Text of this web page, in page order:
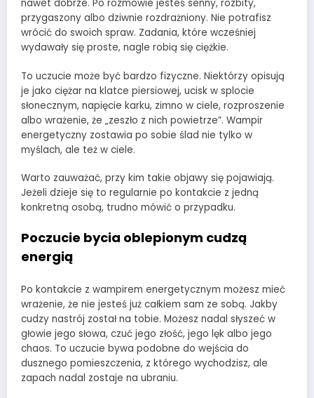
nawet dobrze. Po rozmowie jesteś senny, rozbity,
przygaszony albo dziwnie rozdrażniony. Nie potrafisz
wrócić do swoich spraw. Zadania, które wcześniej
wydawały się proste, nagle robią się ciężkie.
To uczucie może być bardzo fizyczne. Niektórzy opisują
je jako ciężar na klatce piersiowej, ucisk w splocie
słonecznym, napięcie karku, zimno w ciele, rozproszenie
albo wrażenie, że „zeszło z nich powietrze”. Wampir
energetyczny zostawia po sobie ślad nie tylko w
myślach, ale też w ciele.
Warto zauważać, przy kim takie objawy się pojawiają.
Jeżeli dzieje się to regularnie po kontakcie z jedną
konkretną osobą, trudno mówić o przypadku.
Poczucie bycia oblepionym cudzą
energią
Po kontakcie z wampirem energetycznym możesz mieć
wrażenie, że nie jesteś już całkiem sam ze sobą. Jakby
cudzy nastrój został na tobie. Możesz nadal słyszeć w
głowie jego słowa, czuć jego złość, jego lęk albo jego
chaos. To uczucie bywa podobne do wejścia do
dusznego pomieszczenia, z którego wychodzisz, ale
zapach nadal zostaje na ubraniu.